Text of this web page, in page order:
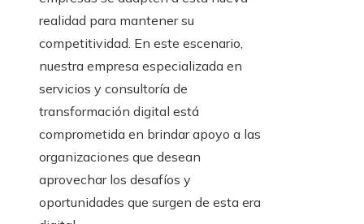
realidad para mantener su
competitividad. En este escenario,
nuestra empresa especializada en
servicios y consultoría de
transformación digital está
comprometida en brindar apoyo a las
organizaciones que desean
aprovechar los desafíos y
oportunidades que surgen de esta era